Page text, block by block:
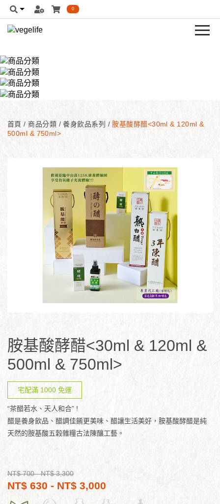
0
首頁/ 商品分類 /養身飲品系列 / 胺基酸酵醋<30ml & 120ml &
500ml & 750ml>
胺基酸酵醋<30ml & 120ml &
500ml & 750ml>
宅配滿 1000 免運
“茶醋若水、天人和合” !
醋是養身飲品、醋調佳餚更美味、醋讓生活美好，胺基酸酵醋是純
天然的胺基酸五穀雜糧古法陳釀工藝。
NT$ 700- NT$ 3,300
NT$ 630 - NT$ 3,000